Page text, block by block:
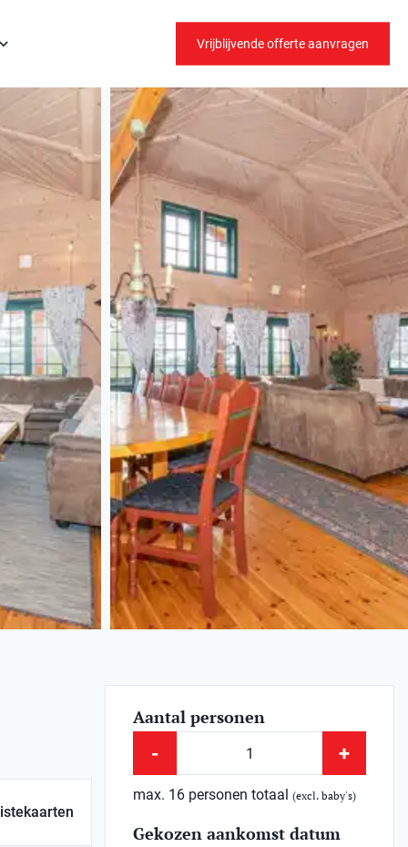
Vrijblijvende offerte aanvragen
Aantal personen
- +
max. 16 personen totaal(excl. baby's)
Gekozen aankomst datum